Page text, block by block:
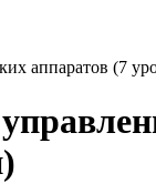
аппаратов (7